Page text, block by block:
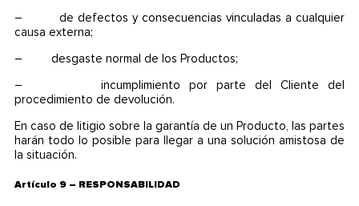
– de defectos y consecuencias vinculadas a cualquier
causa externa;
– desgaste normal de los Productos;
– incumplimiento por parte del Cliente del
procedimiento de devolución.
En caso de litigio sobre la garantía de un Producto, las partes
harán todo lo posible para llegar a una solución amistosa de
la situación.
Artículo 9 – RESPONSABILIDAD